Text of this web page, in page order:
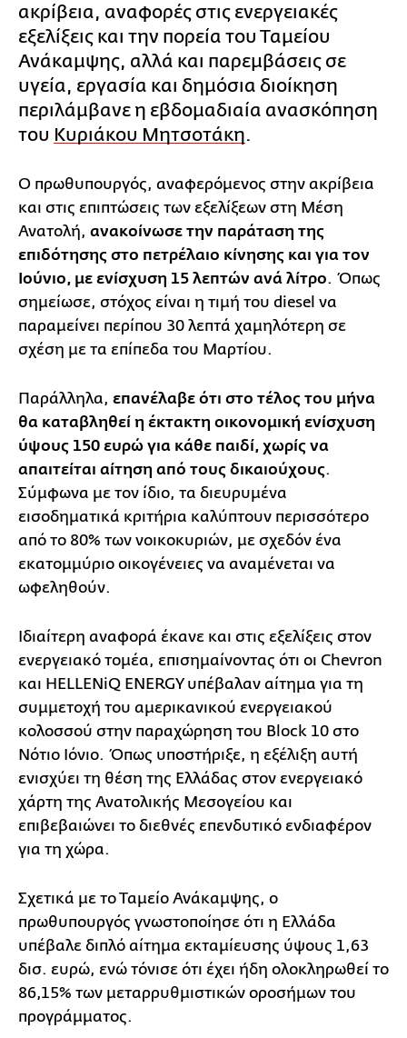
ακρίβεια, αναφορές στις ενεργειακές
εξελίξεις και την πορεία του Ταμείου
Ανάκαμψης, αλλά και παρεμβάσεις σε
υγεία, εργασία και δημόσια διοίκηση
περιλάμβανε η εβδομαδιαία ανασκόπηση
του Κυριάκου Μητσοτάκη.
Ο πρωθυπουργός, αναφερόμενος στην ακρίβεια
και στις επιπτώσεις των εξελίξεων στη Μέση
Ανατολή, ανακοίνωσε την παράταση της
επιδότησης στο πετρέλαιο κίνησης και για τον
Ιούνιο, με ενίσχυση 15 λεπτών ανά λίτρο. Όπως
σημείωσε, στόχος είναι η τιμή του diesel να
παραμείνει περίπου 30 λεπτά χαμηλότερη σε
σχέση με τα επίπεδα του Μαρτίου.
Παράλληλα, επανέλαβε ότι στο τέλος του μήνα
θα καταβληθεί η έκτακτη οικονομική ενίσχυση
ύψους 150 ευρώ για κάθε παιδί, χωρίς να
απαιτείται αίτηση από τους δικαιούχους.
Σύμφωνα με τον ίδιο, τα διευρυμένα
εισοδηματικά κριτήρια καλύπτουν περισσότερο
από το 80% των νοικοκυριών, με σχεδόν ένα
εκατομμύριο οικογένειες να αναμένεται να
ωφεληθούν.
Ιδιαίτερη αναφορά έκανε και στις εξελίξεις στον
ενεργειακό τομέα, επισημαίνοντας ότι οι Chevron
και HELLENiQ ENERGY υπέβαλαν αίτημα για τη
συμμετοχή του αμερικανικού ενεργειακού
κολοσσού στην παραχώρηση του Block 10 στο
Νότιο Ιόνιο. Όπως υποστήριξε, η εξέλιξη αυτή
ενισχύει τη θέση της Ελλάδας στον ενεργειακό
χάρτη της Ανατολικής Μεσογείου και
επιβεβαιώνει το διεθνές επενδυτικό ενδιαφέρον
για τη χώρα.
Σχετικά με το Ταμείο Ανάκαμψης, ο
πρωθυπουργός γνωστοποίησε ότι η Ελλάδα
υπέβαλε διπλό αίτημα εκταμίευσης ύψους 1,63
δισ. ευρώ, ενώ τόνισε ότι έχει ήδη ολοκληρωθεί το
86,15% των μεταρρυθμιστικών οροσήμων του
προγράμματος.